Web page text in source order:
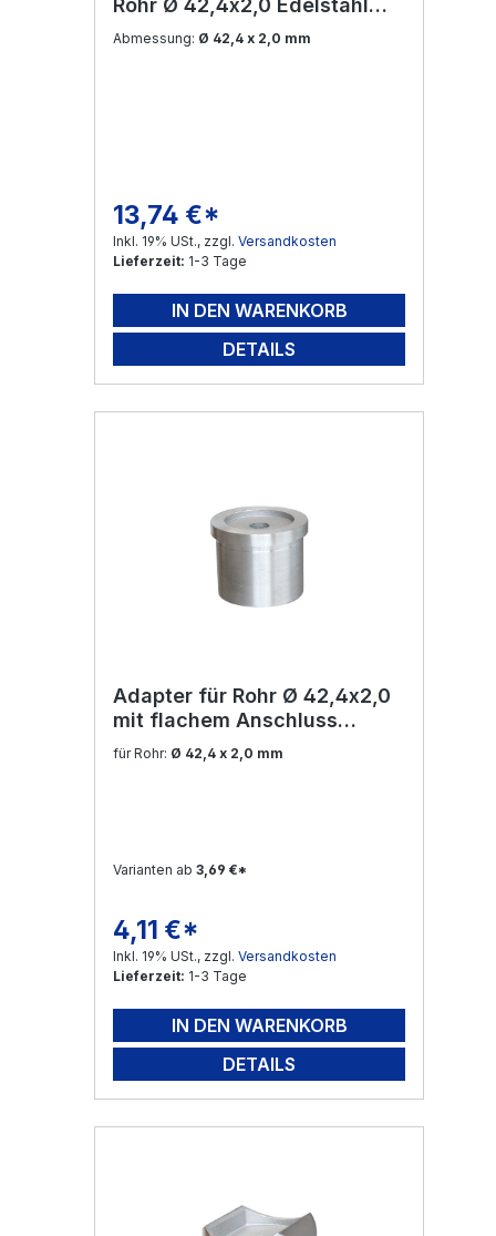
Rohr Ø 42,4x2,0 Edelstahl
V2A
Abmessung: Ø 42,4 x 2,0 mm
Regulärer Preis:
13,74 €*
Inkl. 19% USt., zzgl. Versandkosten
Lieferzeit: 1-3 Tage
IN DEN WARENKORB
DETAILS
Adapter für Rohr Ø 42,4x2,0
mit flachem Anschluss
Edelstahl V2A
für Rohr: Ø 42,4 x 2,0 mm
Varianten ab 3,69 €*
Regulärer Preis:
4,11 €*
Inkl. 19% USt., zzgl. Versandkosten
Lieferzeit: 1-3 Tage
IN DEN WARENKORB
DETAILS